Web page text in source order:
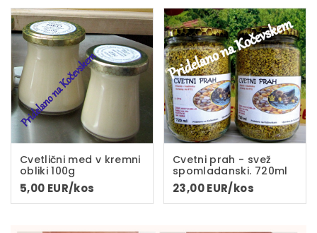
Cvetlični med v kremni
obliki 100g
5,00 EUR/kos
Cvetni prah - svež
spomladanski. 720ml
23,00 EUR/kos